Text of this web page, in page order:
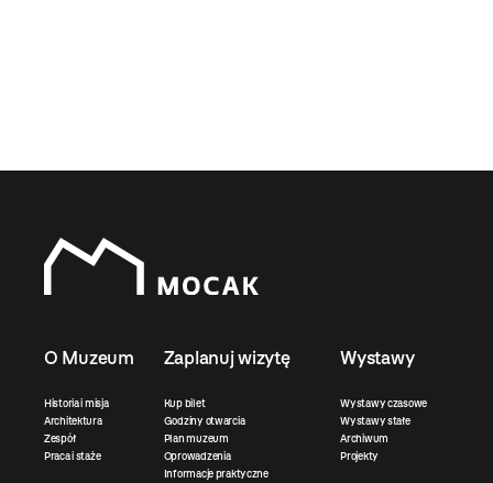
O Muzeum
Historia i misja
Architektura
Zespół
Praca i staże
Zaplanuj wizytę
Kup bilet
Godziny otwarcia
Plan muzeum
Oprowadzenia
Informacje praktyczne
Wystawy
Wystawy czasowe
Wystawy stałe
Archiwum
Projekty